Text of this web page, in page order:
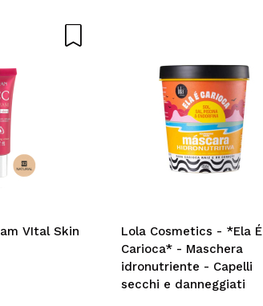
VItal Skin
Lola Cosmetics - *Ela É
Carioca* - Maschera
idronutriente - Capelli
secchi e danneggiati